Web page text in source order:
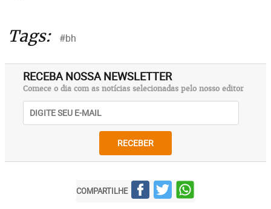
Tags: #bh
RECEBA NOSSA NEWSLETTER
Comece o dia com as notícias selecionadas pelo nosso editor
RECEBER
COMPARTILHE